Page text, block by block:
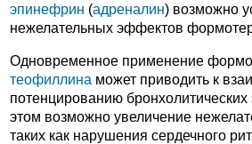
эпинефрин (адреналин) возможно
нежелательных эффектов
Одновременное применение
теофиллина может приводить к
потенцированию
этом возможно увеличение
таких как нарушения сердечного